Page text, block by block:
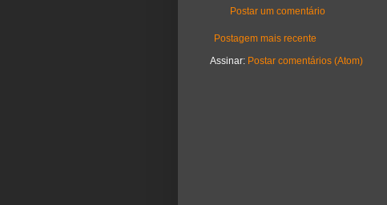
Postar um comentário
Postagem mais recente
Assinar: Postar comentários (Atom)